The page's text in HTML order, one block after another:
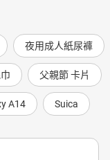
夜用成人紙尿褲
父親節 卡片
A14 Suica